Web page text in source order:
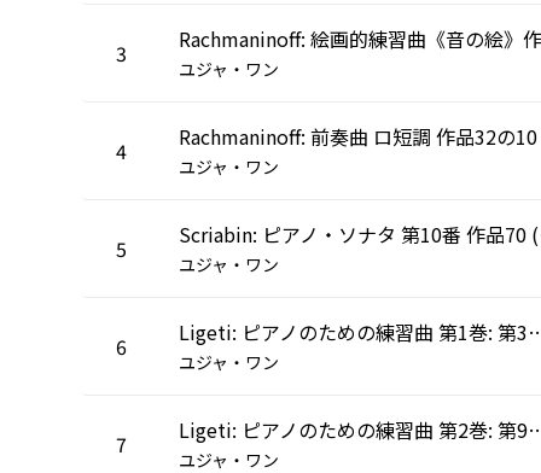
3
ユジャ・ワン
4
ユジャ・ワン
5
ユジャ・ワン
6 Ligeti: ピアノのための練習
ユジャ・ワン
7 Ligeti: ピアノのための
ユジャ・ワン